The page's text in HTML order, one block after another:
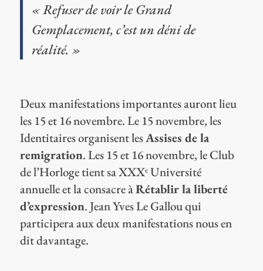
« Refuser de voir le Grand
Gemplacement, c’est un déni de
réalité. »
Deux manifestations importantes auront lieu
les 15 et 16 novembre. Le 15 novembre, les
Identitaires organisent lesAssises de la
remigration. Les 15 et 16 novembre, le Club
de l’Horloge tient sa XXXeUniversité
annuelle et la consacre àRétablir la liberté
d’expression. Jean Yves Le Gallou qui
participera aux deux manifestations nous en
dit davantage.